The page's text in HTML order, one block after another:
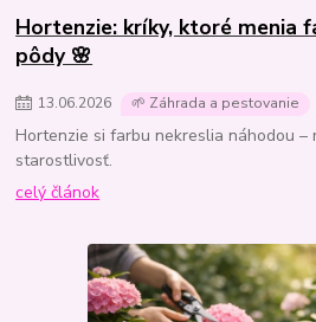
Hortenzie: kríky, ktoré menia
pôdy 🌸
13.06.2026 🌱 Záhrada a pestovanie
Hortenzie si farbu nekreslia náhodou –
starostlivosť.
celý článok